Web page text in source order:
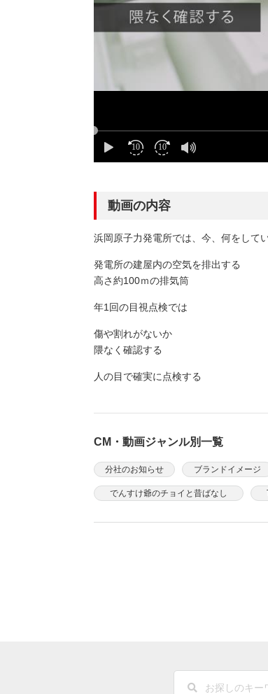
動画の内容
浜岡原子力発電所では、今、何をして
発電所の建屋内の空気を排出する
高さ約100ｍの排気筒
年1回の目視点検では
傷や割れがないか
隈なく確認する
人の目で確実に点検する
CM・動画ジャンル別一覧
分社のお知らせ ブランドイメージ
でんすけ爺のチョイと昔ばなし